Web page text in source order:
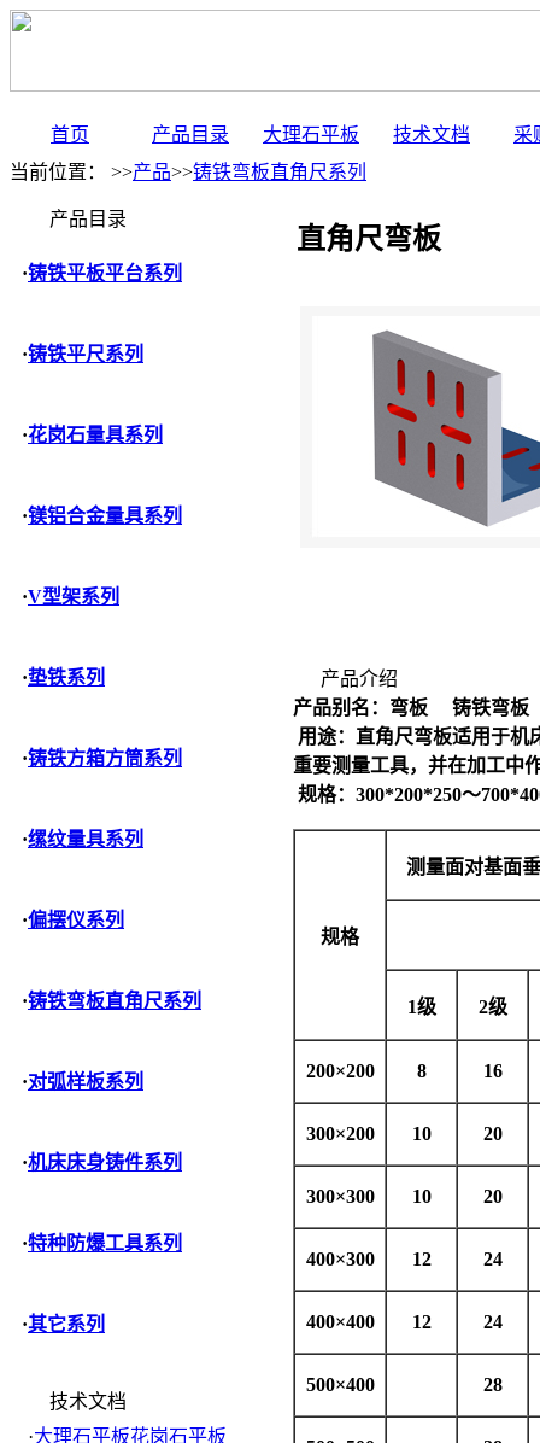
首页 产品目录 大理石平板 技术文档
采
当前位置： >>产品>>铸铁弯板直角尺系列
产品目录
·铸铁平板平台系列
·铸铁平尺系列
·花岗石量具系列
·镁铝合金量具系列
·V型架系列
·垫铁系列
·铸铁方箱方筒系列
·缧纹量具系列
·偏摆仪系列
·铸铁弯板直角尺系列
·对弧样板系列
·机床床身铸件系列
·特种防爆工具系列
·其它系列
技术文档
·大理石平板花岗石平板
直角尺弯板
产品介绍
产品别名： 弯板 铸铁弯
用途： 直角尺弯板适用于机
重要测量工具，并在加工中
规格：300*200*250～
规格
测量面对基面
1级 2级
200×200 8 16
300×200 10 20
300×300 10 20
400×300 12 24
400×400 12 24
500×400 28